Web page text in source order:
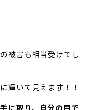
被害も相当受けてし
輝いて見えます！！
に取り、自分の目で